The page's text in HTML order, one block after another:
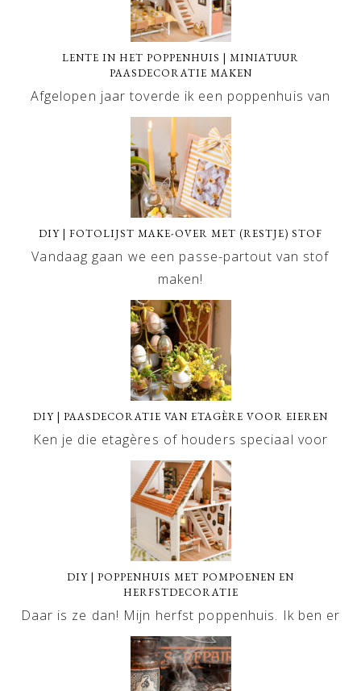
LENTE IN HET POPPENHUIS | MINIATUUR
PAASDECORATIE MAKEN
Afgelopen jaar toverde ik een poppenhuis van
DIY | FOTOLIJST MAKE-OVER MET (RESTJE) STOF
Vandaag gaan we een passe-partout van stof
maken!
DIY | PAASDECORATIE VAN ETAGÈRE VOOR EIEREN
Ken je die etagères of houders speciaal voor
DIY | POPPENHUIS MET POMPOENEN EN
HERFSTDECORATIE
Daar is ze dan! Mijn herfst poppenhuis. Ik ben er